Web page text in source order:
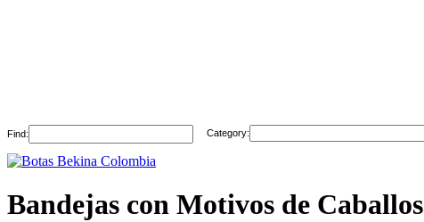
Find: Category:
Bandejas con Motivos de Caballos